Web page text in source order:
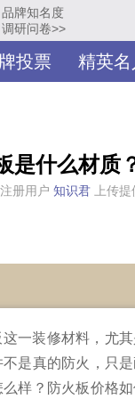
品牌知名度
调研问卷>>
投票 精英名
是什么材质
册用户 知识君 上传提
一装修材料，尤
是真的防火，只
样？防火板价格